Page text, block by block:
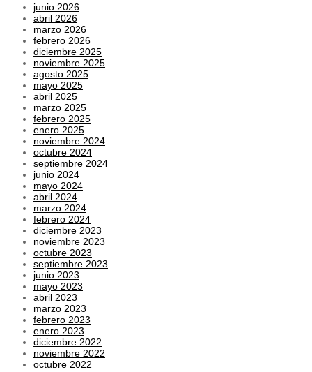
junio 2026
abril 2026
marzo 2026
febrero 2026
diciembre 2025
noviembre 2025
agosto 2025
mayo 2025
abril 2025
marzo 2025
febrero 2025
enero 2025
noviembre 2024
octubre 2024
septiembre 2024
junio 2024
mayo 2024
abril 2024
marzo 2024
febrero 2024
diciembre 2023
noviembre 2023
octubre 2023
septiembre 2023
junio 2023
mayo 2023
abril 2023
marzo 2023
febrero 2023
enero 2023
diciembre 2022
noviembre 2022
octubre 2022